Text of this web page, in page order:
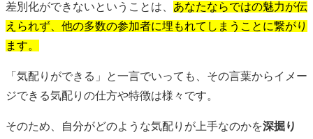
差別化ができないということは、 あなたならではの魅力が伝
えられず、他の多数の参加者に埋もれてしまうことに繋がり
ます。
「気配りができる」と一言でいっても、その言葉からイメー
ジできる気配りの仕方や特徴は様々です。
そのため、自分がどのような気配りが上手なのかを深掘り